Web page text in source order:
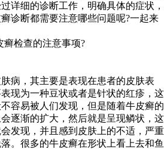
详细的诊断工作，明确具体的症状，
诊断都需要注意哪些问题呢?一起来
病，其主要是表现在患者的皮肤表
现为一种豆状或者是针状的红疹，这
容易被人们发现，但是随着牛皮癣的
逐渐的扩大，然后就是呈现鳞状，这
发现，并且感到皮肤上的不适，严重
。很多的牛皮癣在形状上看上去和鱼